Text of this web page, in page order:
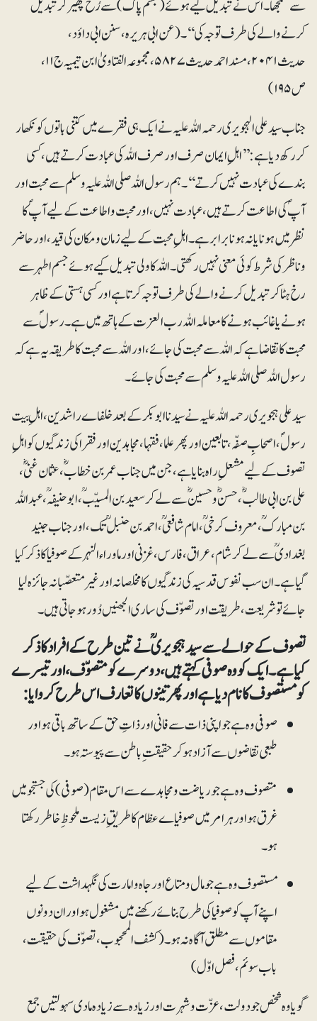
سے سمجھا۔ اس نے تبدیل کیے ہوئے (جسم پاک) سے رُخ پھیر کر تبدیل
کرنے والے کی طرف توجہ کی‘‘۔ (عن ابی ہریرہ، سنن ابی داؤد،
حدیث ۲۰۴۱، مسند احمد حدیث ۵۸۲۷، مجموعہ الفتاویٰ ابن تیمیہ ج۱۱،
ص۱۹۵)
جناب سید علی الہجویری رحمہ اللہ علیہ نے ایک ہی فقرے میں کتنی باتوں کو نکھار
کر رکھ دیا ہے: ’’اہلِ ایمان صرف اور صرف اللہ کی عبادت کرتے ہیں، کسی
بندے کی عبادت نہیں کرتے‘‘۔ ہم رسول اللہ صلی اللہ علیہ وسلم سے محبت اور
آپؐ کی اطاعت کرتے ہیں، عبادت نہیں، اور محبت واطاعت کے لیے آپؐ کا
نظر میں ہونا یا نہ ہونا برابر ہے۔ اہلِ محبت کے لیے زمان ومکان کی قید، اور حاضر
وناظر کی شرط کوئی معنی نہیں رکھتی۔ اللہ کا ولی تبدیل کیے ہوئے جسم اطہر سے
رخ ہٹا کر تبدیل کرنے والے کی طرف توجہ کرتا ہے اور کسی ہستی کے ظاہر
ہونے یا غائب ہونے کا معاملہ اللہ رب العزت کے ہاتھ میں ہے۔ رسولؐ سے
محبت کا تقاضا ہے کہ اللہ سے محبت کی جائے، اور اللہ سے محبت کا طریقہ یہ ہے کہ
رسول اللہ صلی اللہ علیہ وسلم سے محبت کی جائے۔
سید علی ہجویری رحمہ اللہ علیہ نے سیدنا ابوبکر کے بعد خلفاے راشدین، اہلِ بیت
رسولؐ ، اصحابِ صفّہ، تابعین اور پھر علما، فقہا ، مجاہدین اور فقرا کی زندگیوں کو اہلِ
تصوف کے لیے مشعلِ راہ بنایا ہے، جن میں جناب عمر بن خطابؓ، عثمان غنیؓ ،
علی بن ابی طالب ؓ ، حسنؓ و حسینؓ سے لے کر سعید بن المسیّب ؒ، ابو حنیفہؒ، عبداللہ
بن مبارکؒ ، معروف کرخیؒ، امام شافعیؒ، احمد بن حنبلؒ تک، اور جناب جنید
بغدادی ؒ سے لے کر شام، عراق، فارس، غزنی اور ماوراء النہر کے صوفیا کا ذکر کیا
گیا ہے۔ ان سب نفوس قدسیہ کی زندگیوں کا مخلصانہ اور غیر متعصّبانہ جائزہ لیا
جائے تو شریعت، طریقت اور تصوّف کی ساری الجھنیں دُور ہوجاتی ہیں۔
تصوف کے حوالے سے سید ہجویری ؒ نے تین طرح کے افراد کا ذکر
کیا ہے ۔ ایک کو وہ صوفی کہتے ہیں، دوسرے کو متصوّف، اور تیسرے
کو مستصوف کا نام دیا ہے اور پھر تینوں کا تعارف اس طرح کروایا:
صوفی وہ ہے جو اپنی ذات سے فانی اور ذاتِ حق کے ساتھ باقی ہو اور
طبعی تقاضوں سے آزاد ہو کر حقیقت ِ باطن سے پیوستہ ہو۔
متصوف وہ ہے جو ریاضت ومجاہدے سے اس مقام (صوفی)کی جستجو میں
غرق ہو اور ہر امر میں صوفیاے عظام کا طریقِ زیست ملحوظ ِ خاطر رکھتا
ہو۔
مستصوف وہ ہے جو مال ومتاع اور جاہ وامارت کی نگہداشت کے لیے
اپنے آپ کو صوفیا کی طرح بنائے رکھنے میں مشغول ہو اور ان دونوں
مقاموں سے مطلق آگاہ نہ ہو۔(کشف المحجوب، تصوّف کی حقیقت،
باب سوئم، فصل اوّل)
گویا وہ شخص جو دولت، عزّت وشہرت اور زیادہ سے زیادہ مادی سہولتیں جمع